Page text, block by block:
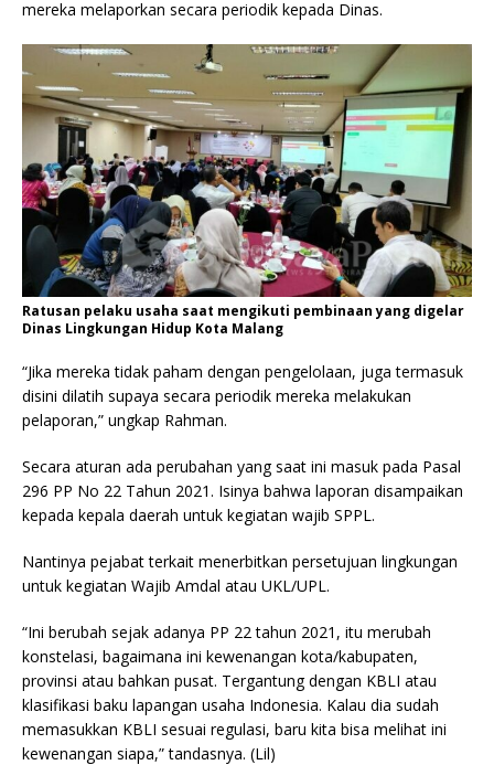
mereka melaporkan secara periodik kepada Dinas.
Ratusan pelaku usaha saat mengikuti pembinaan yang digelar
Dinas Lingkungan Hidup Kota Malang
“Jika mereka tidak paham dengan pengelolaan, juga termasuk
disini dilatih supaya secara periodik mereka melakukan
pelaporan,” ungkap Rahman.
Secara aturan ada perubahan yang saat ini masuk pada Pasal
296 PP No 22 Tahun 2021. Isinya bahwa laporan disampaikan
kepada kepala daerah untuk kegiatan wajib SPPL.
Nantinya pejabat terkait menerbitkan persetujuan lingkungan
untuk kegiatan Wajib Amdal atau UKL/UPL.
“Ini berubah sejak adanya PP 22 tahun 2021, itu merubah
konstelasi, bagaimana ini kewenangan kota/kabupaten,
provinsi atau bahkan pusat. Tergantung dengan KBLI atau
klasifikasi baku lapangan usaha Indonesia. Kalau dia sudah
memasukkan KBLI sesuai regulasi, baru kita bisa melihat ini
kewenangan siapa,” tandasnya. (Lil)